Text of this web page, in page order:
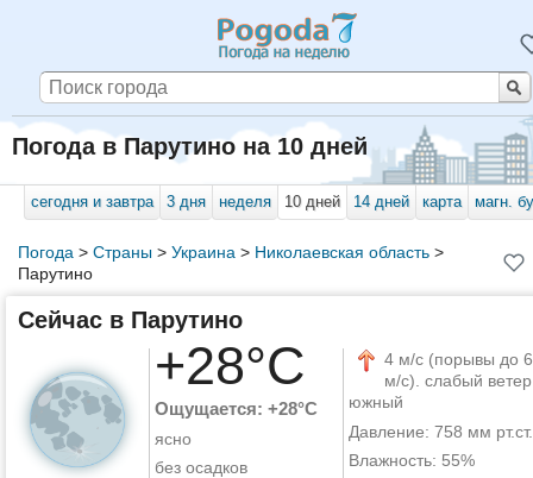
Погода в Парутино на 10 дней
сегодня и завтра 3 дня неделя 10 дней 14 дней карта магн.
Погода > Страны> Украина > Николаевская область>
Парутино
Сейчас в Парутино
+28°C
Ощущается: +28°C
ясно
без осадков
4 м/с (порывы до 6
м/с). слабый
южный
Давление: 758 мм рт.ст.
Влажность: 55%